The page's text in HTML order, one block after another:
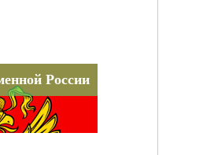
России